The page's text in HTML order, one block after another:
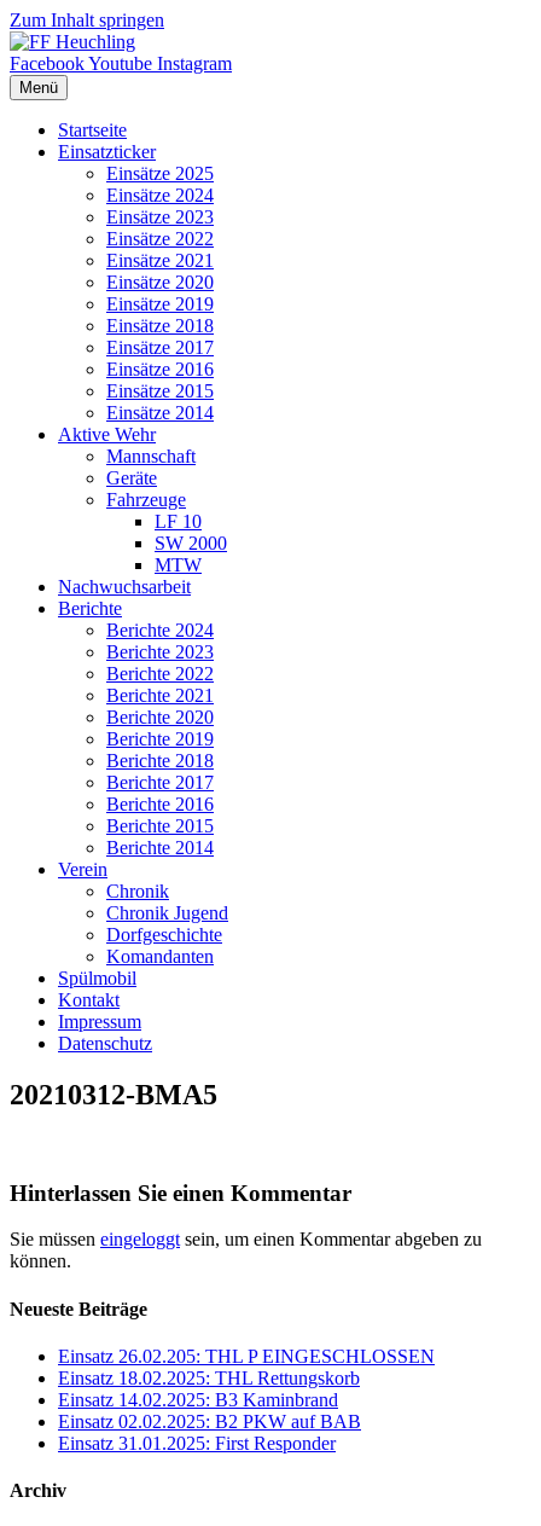
Zum Inhalt springen
FacebookYoutube Instagram
Menü
Startseite
Einsatzticker
Einsätze 2025
Einsätze 2024
Einsätze 2023
Einsätze 2022
Einsätze 2021
Einsätze 2020
Einsätze 2019
Einsätze 2018
Einsätze 2017
Einsätze 2016
Einsätze 2015
Einsätze 2014
Aktive Wehr
Mannschaft
Geräte
Fahrzeuge
LF 10
SW 2000
MTW
Nachwuchsarbeit
Berichte
Berichte 2024
Berichte 2023
Berichte 2022
Berichte 2021
Berichte 2020
Berichte 2019
Berichte 2018
Berichte 2017
Berichte 2016
Berichte 2015
Berichte 2014
Verein
Chronik
Chronik Jugend
Dorfgeschichte
Komandanten
Spülmobil
Kontakt
Impressum
Datenschutz
20210312-BMA5
Hinterlassen Sie einen Kommentar
Sie müssen eingeloggt sein, um einen Kommentar abgeben zu
können.
Neueste Beiträge
Einsatz 26.02.205: THL P EINGESCHLOSSEN
Einsatz 18.02.2025: THL Rettungskorb
Einsatz 14.02.2025: B3 Kaminbrand
Einsatz 02.02.2025: B2 PKW auf BAB
Einsatz 31.01.2025: First Responder
Archiv